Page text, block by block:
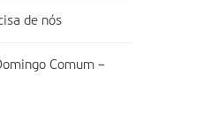
de nós
Comum –